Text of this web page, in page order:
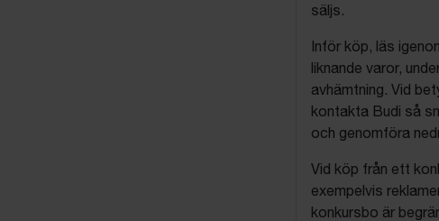
säljs.
Inför köp, läs
liknande varor,
avhämtning. Vid
kontakta Budi så
och genomföra
Vid köp från ett
exempelvis
konkursbo är